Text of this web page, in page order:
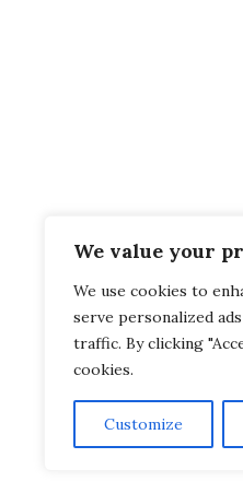
We value your
We use cookies to
serve personalized
traffic. By clicking
cookies.
Customize